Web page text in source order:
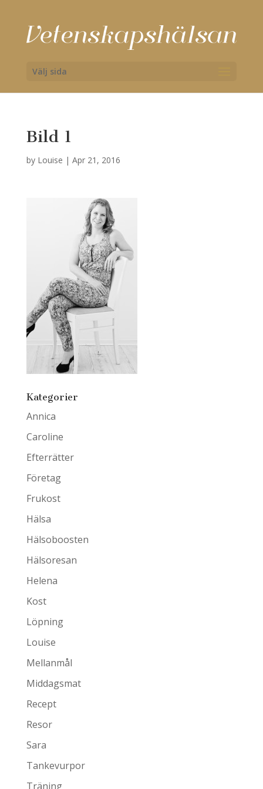
Välj sida
Bild 1
by Louise | Apr 21, 2016
Kategorier
Annica
Caroline
Efterrätter
Företag
Frukost
Hälsa
Hälsoboosten
Hälsoresan
Helena
Kost
Löpning
Louise
Mellanmål
Middagsmat
Recept
Resor
Sara
Tankevurpor
Träning